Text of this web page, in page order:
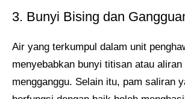
3. Bunyi Bising dan
Air yang terkumpul dalam unit
menyebabkan bunyi titisan atau
mengganggu. Selain itu, pam saliran